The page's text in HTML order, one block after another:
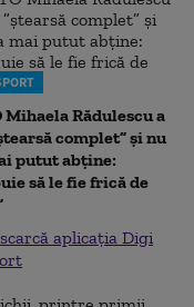
Mihaela Rădulescu a
complet” și nu
putut abține:
să le fie frică de
aplicația Digi